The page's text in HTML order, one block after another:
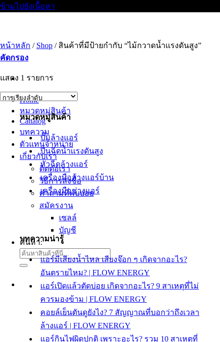
ข้ามไปยังเนื้อหา
Home
หมวดหมู่สินค้า
Cattalog
บทความ
ตัวแทนจำหน่าย
เกี่ยวกับเรา
ติดต่อเรา
วิธีการสั่งซื้อ
คำถามที่พบบ่อย
สมัครงาน
เซลล์
บัญชี
ค้นหา:
หน้าหลัก / Shop /สินค้าที่มีป้ายกำกับ “ไม้กวาดน้ำเเรงดันสูง”
คัดกรอง
แสดง 1 รายการ
หมวดหมู่สินค้า
ปั๊มล้างแอร์
ปืนฉีดน้ำเเรงดันสูง
หัวฉีดล้างแอร์
เครื่องมือล้างแอร์บ้าน
เครื่องมือช่างแอร์
บทความน่ารู้
แอร์มีเสียงน้ำไหล เสียงจ๊อก ๆ เกิดจากอะไร?
อันตรายไหม? | FLOW ENERGY
แอร์เปิดแล้วตัดบ่อย เกิดจากอะไร? 9 สาเหตุที่ไม่
ควรมองข้าม | FLOW ENERGY
คอยล์เย็นตันดูยังไง? 7 สัญญาณที่บอกว่าถึงเวลา
ล้างแอร์ | FLOW ENERGY
แอร์กินไฟผิดปกติ เพราะอะไร? รวม 10 สาเหตุที่